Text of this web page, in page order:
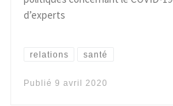
d’experts
relations santé
Publié 9 avril 2020